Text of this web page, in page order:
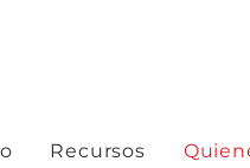
Recursos